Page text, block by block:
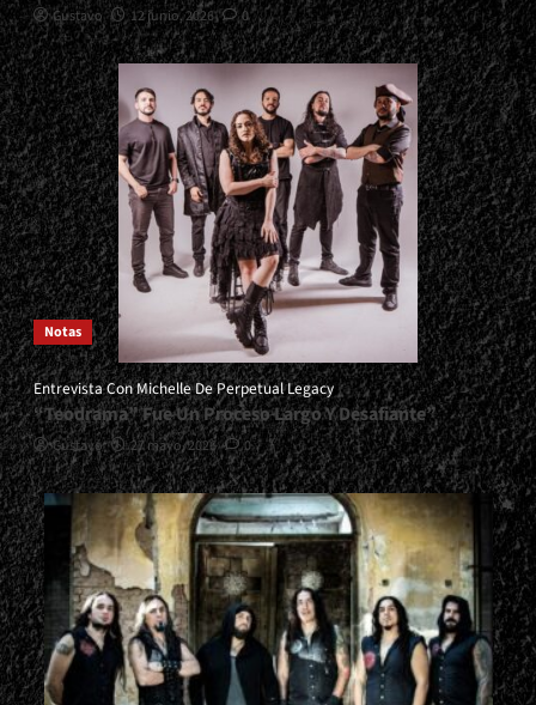
Gustavo 12 junio, 2026 0
Notas
Entrevista Con Michelle De Perpetual Legacy
“Teodrama” Fue Un Proceso Largo Y Desafiante”
Gustavo 27 mayo, 2026 0